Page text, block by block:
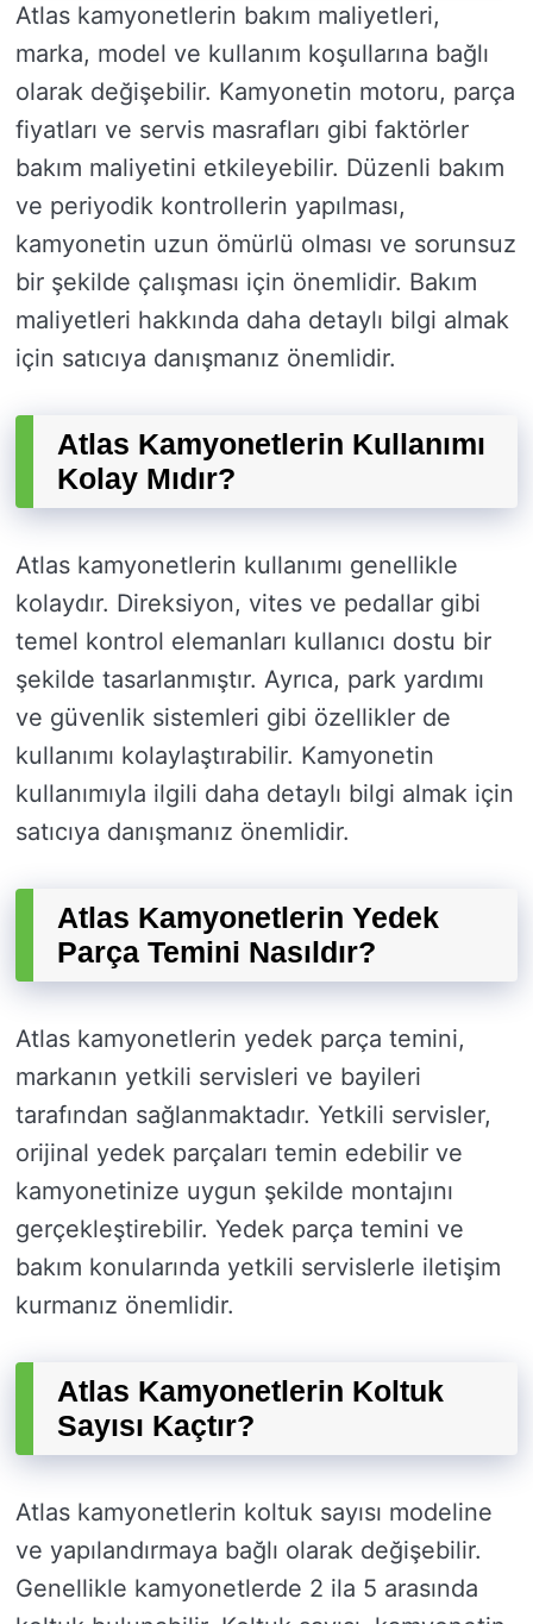
Atlas kamyonetlerin bakım maliyetleri,
marka, model ve kullanım koşullarına bağlı
olarak değişebilir. Kamyonetin motoru, parça
fiyatları ve servis masrafları gibi faktörler
bakım maliyetini etkileyebilir. Düzenli bakım
ve periyodik kontrollerin yapılması,
kamyonetin uzun ömürlü olması ve sorunsuz
bir şekilde çalışması için önemlidir. Bakım
maliyetleri hakkında daha detaylı bilgi almak
için satıcıya danışmanız önemlidir.
Atlas Kamyonetlerin Kullanımı
Kolay Mıdır?
Atlas kamyonetlerin kullanımı genellikle
kolaydır. Direksiyon, vites ve pedallar gibi
temel kontrol elemanları kullanıcı dostu bir
şekilde tasarlanmıştır. Ayrıca, park yardımı
ve güvenlik sistemleri gibi özellikler de
kullanımı kolaylaştırabilir. Kamyonetin
kullanımıyla ilgili daha detaylı bilgi almak için
satıcıya danışmanız önemlidir.
Atlas Kamyonetlerin Yedek
Parça Temini Nasıldır?
Atlas kamyonetlerin yedek parça temini,
markanın yetkili servisleri ve bayileri
tarafından sağlanmaktadır. Yetkili servisler,
orijinal yedek parçaları temin edebilir ve
kamyonetinize uygun şekilde montajını
gerçekleştirebilir. Yedek parça temini ve
bakım konularında yetkili servislerle iletişim
kurmanız önemlidir.
Atlas Kamyonetlerin Koltuk
Sayısı Kaçtır?
Atlas kamyonetlerin koltuk sayısı modeline
ve yapılandırmaya bağlı olarak değişebilir.
Genellikle kamyonetlerde 2 ila 5 arasında